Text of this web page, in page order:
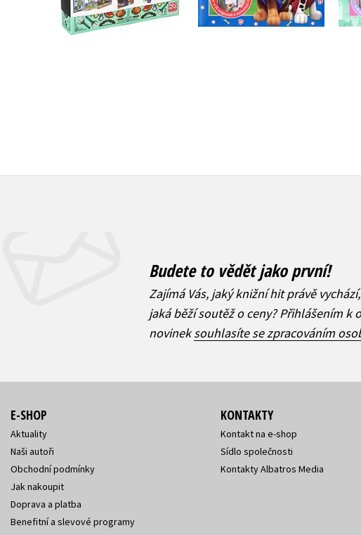
Do košíku
479 Kč
Do košíku
Budete to vědět jako první!
Zajímá Vás, jaký knižní hit právě
jaká běží soutěž o ceny? Přihlášením k
novineksouhlasíte se zpracováním
E-SHOP
Aktuality
Naši autoři
Obchodní podmínky
Jak nakoupit
Doprava a platba
Benefitní a slevové programy
KONTAKTY
Kontakt na e-shop
Sídlo společnosti
Kontakty Albatros Media